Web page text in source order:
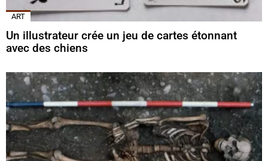
ART
Un illustrateur crée un jeu de cartes étonnant
avec des chiens